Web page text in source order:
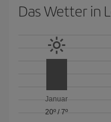
Das Wetter in
Januar
20º /7º